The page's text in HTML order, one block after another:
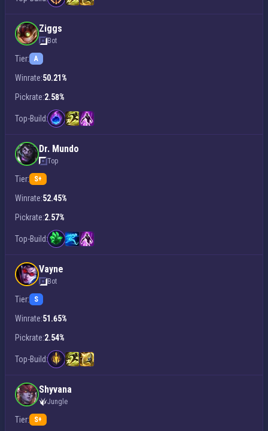
Ziggs
Bot
Tier: A
Winrate:50.21%
Pickrate:2.58%
Top-Build:
Dr. Mundo
Top
Tier: S+
Winrate:52.45%
Pickrate:2.57%
Top-Build:
Vayne
Bot
Tier: S
Winrate:51.65%
Pickrate:2.54%
Top-Build:
Shyvana
Jungle
Tier: S+